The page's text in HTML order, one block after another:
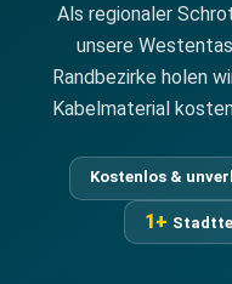
Als regionaler
unsere
Randbezirke holen
Kabelmaterial
Kostenlos &
1+